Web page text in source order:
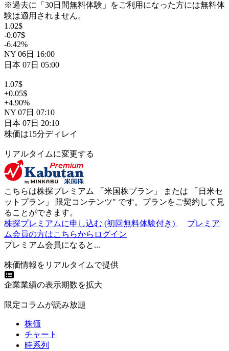
※過去に「30日間無料体験」をご利用になった方には無料体
験は適用されません。
1.02$
-0.07$
-6.42%
NY 06日 16:00
日本 07日 05:00
1.07$
+0.05$
+4.90%
NY 07日 07:10
日本 07日 20:10
株価は15分ディレイ
リアルタイムに変更する
こちらは株探プレミアム 「 米国株プラン 」 または 「 日米セ
ットプラン 」 限定コンテンツ" です。プランをご契約して見
ることができます。
株探プレミアムに申し込む (初回無料体験付き)
プレミア
ム会員の方はこちらからログイン
プレミアム会員になると...
株価情報をリアルタイムで提供
企業業績の表示期数を拡大
限定コラムが読み放題
株価
チャート
時系列